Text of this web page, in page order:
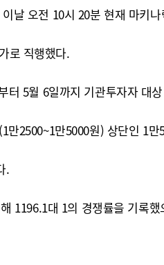
날 오전 10시 20분 현재 마키
로 직행했다.
터 5월 6일까지 기관투자자 대
만2500~1만5000원) 상단인 1
.
1196.1대 1의 경쟁률을 기록